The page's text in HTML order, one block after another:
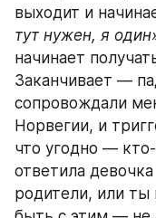
выходит и
тут нужен, я
начинает
Заканчивает —
сопровождали
Норвегии, и
что угодно —
ответила
родители, или ты